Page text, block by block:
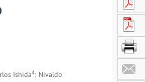
Ishida4; Nivaldo